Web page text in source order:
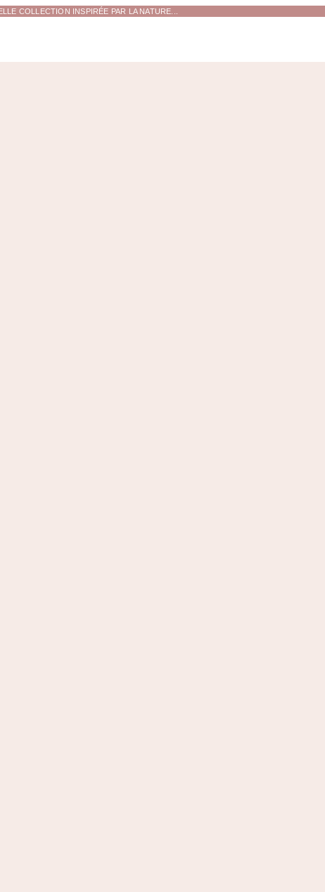
COLLECTION INSPIRÉE PAR LA NATURE...